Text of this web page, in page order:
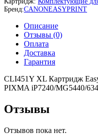
Xl
для
Canon
Бренд:CANONEASYPRINT
Описание
Отзывы (0)
Оплата
Доставка
Гарантия
CLI451Y XL Картридж
PIXMA iP7240/MG5440/
Отзывы
Отзывов пока нет.